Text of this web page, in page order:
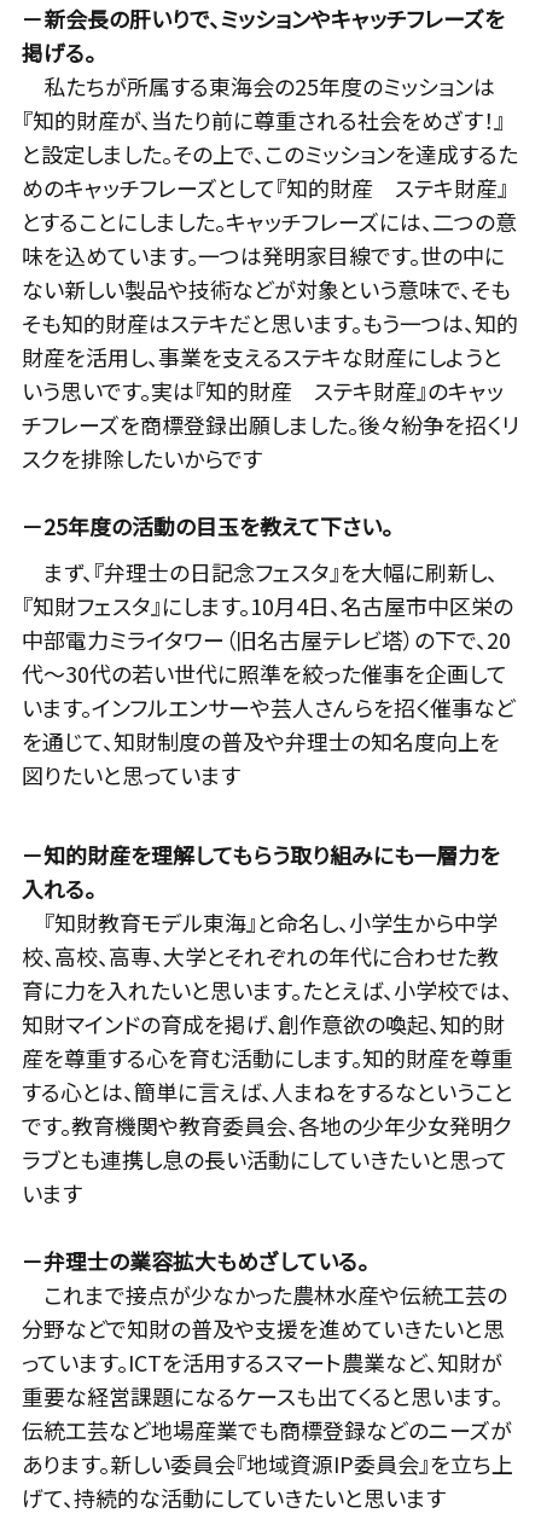
－新会長の肝いりで、ミッションやキャッチフレーズを
掲げる。
私たちが所属する東海会の25年度のミッションは
『知的財産が、当たり前に尊重される社会をめざす！』
と設定しました。その上で、このミッションを達成するた
めのキャッチフレーズとして『知的財産 ステキ財産』
とすることにしました。キャッチフレーズには、二つの意
味を込めています。一つは発明家目線です。世の中に
ない新しい製品や技術などが対象という意味で、そも
そも知的財産はステキだと思います。もう一つは、知的
財産を活用し、事業を支えるステキな財産にしようと
いう思いです。実は『知的財産 ステキ財産』のキャッ
チフレーズを商標登録出願しました。後々紛争を招くリ
スクを排除したいからです
－25年度の活動の目玉を教えて下さい。
まず、『弁理士の日記念フェスタ』を大幅に刷新し、
『知財フェスタ』にします。10月4日、名古屋市中区栄の
中部電力ミライタワー（旧名古屋テレビ塔）の下で、20
代～30代の若い世代に照準を絞った催事を企画して
います。インフルエンサーや芸人さんらを招く催事など
を通じて、知財制度の普及や弁理士の知名度向上を
図りたいと思っています
－知的財産を理解してもらう取り組みにも一層力を
入れる。
『知財教育モデル東海』と命名し、小学生から中学
校、高校、高専、大学とそれぞれの年代に合わせた教
育に力を入れたいと思います。たとえば、小学校では、
知財マインドの育成を掲げ、創作意欲の喚起、知的財
産を尊重する心を育む活動にします。知的財産を尊重
する心とは、簡単に言えば、人まねをするなということ
です。教育機関や教育委員会、各地の少年少女発明ク
ラブとも連携し息の長い活動にしていきたいと思って
います
－弁理士の業容拡大もめざしている。
これまで接点が少なかった農林水産や伝統工芸の
分野などで知財の普及や支援を進めていきたいと思
っています。ICTを活用するスマート農業など、知財が
重要な経営課題になるケースも出てくると思います。
伝統工芸など地場産業でも商標登録などのニーズが
あります。新しい委員会『地域資源IP委員会』を立ち上
げて、持続的な活動にしていきたいと思います